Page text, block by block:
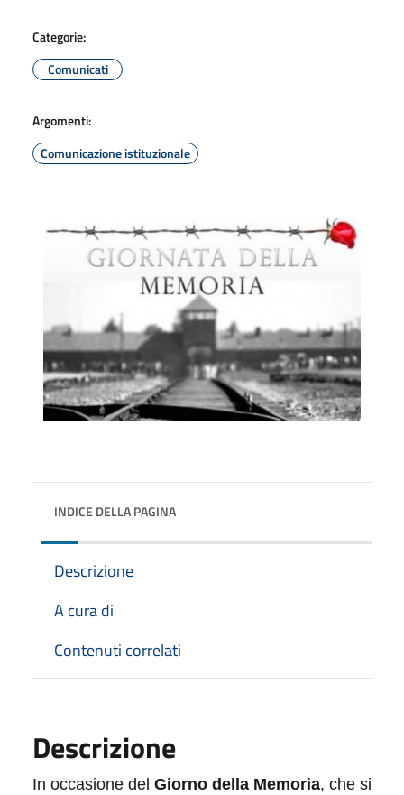
Categorie:
Comunicati
Argomenti:
Comunicazione istituzionale
INDICE DELLA PAGINA
Descrizione
A cura di
Contenuti correlati
Descrizione
In occasione del Giorno della Memoria, che si